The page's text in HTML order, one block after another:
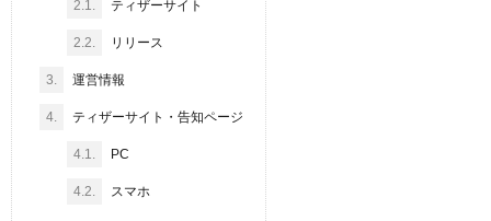
2.1. ティザーサイト
2.2. リリース
3. 運営情報
4. ティザーサイト・告知ページ
4.1. PC
4.2. スマホ